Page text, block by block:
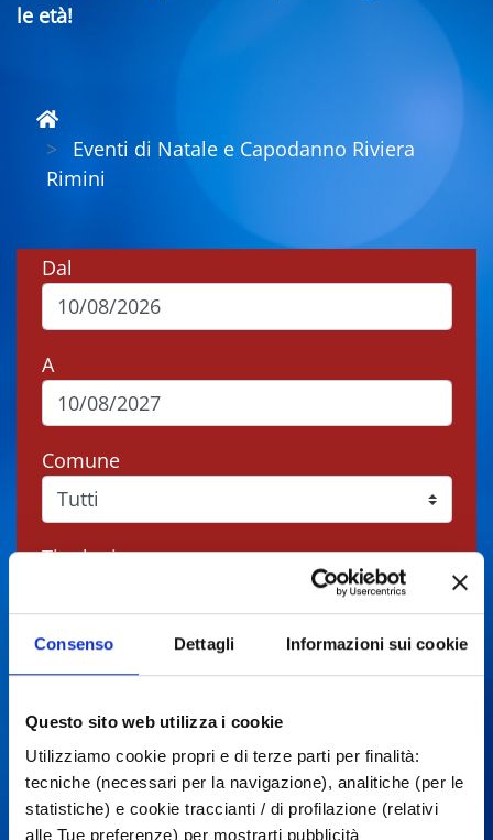
Consenso Dettagli Informazioni sui cookie
Questo sito web utilizza i cookie
Utilizziamo cookie propri e di terze parti per finalità:
tecniche (necessari per la navigazione), analitiche (per le
statistiche) e cookie traccianti / di profilazione (relativi
alle Tue preferenze) per mostrarti pubblicità
le età!
Eventi di Natale e Capodanno Riviera
Rimini
Dal
A
Comune
Tipologie
Cerca
Gli eventi potrebbero subire variazioni,
contattare sempre gli organizzatori prima di
recarsi in loco.